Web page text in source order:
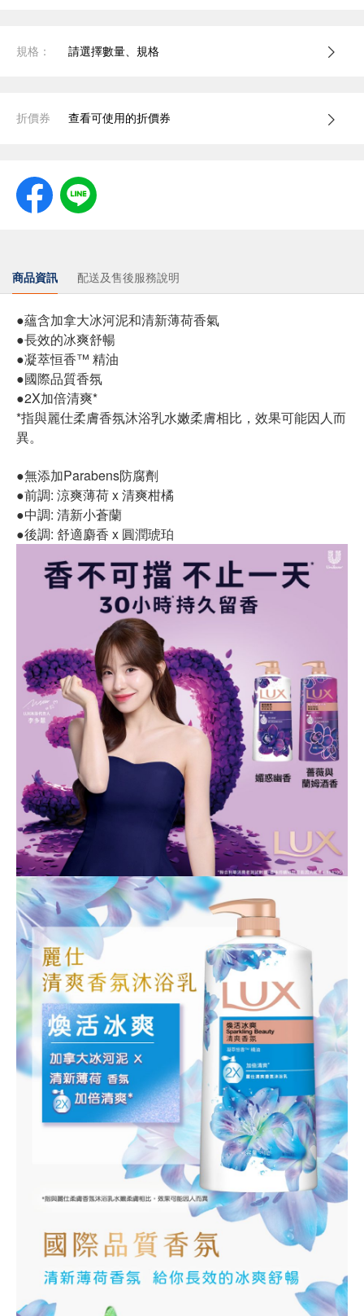
規格： 請選擇數量、規格
折價券 查看可使用的折價券
商品資訊 配送及售後服務說明
●蘊含加拿大冰河泥和清新薄荷香氣
●長效的冰爽舒暢
●凝萃恒香™ 精油
●國際品質香氛
●2X加倍清爽*
*指與麗仕柔膚香氛沐浴乳水嫩柔膚相比，效果可能因人而
異。
●無添加Parabens防腐劑
●前調: 涼爽薄荷 x 清爽柑橘
●中調: 清新小蒼蘭
●後調: 舒適麝香 x 圓潤琥珀